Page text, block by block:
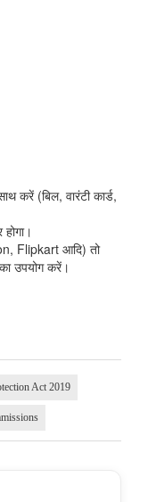
करें (बिल, वारंटी कार्ड,
Flipkart आदि) तो
उपयोग करें।
Act 2019